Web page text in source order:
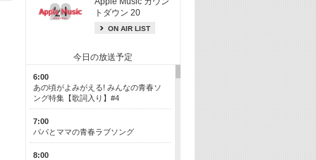
トダウン 20
ON AIR LIST
今日の放送予定
6:00
あの頃がよみがえる! みんなの青春ソ
ング特集【歌詞入り】#4
7:00
パパとママの青春ラブソング
8:00